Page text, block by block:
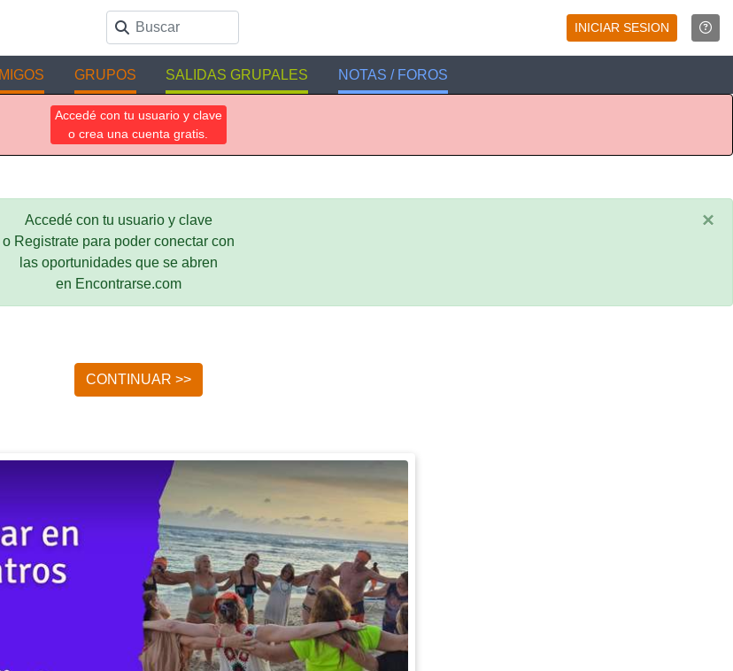
INICIAR SESION
GRUPOS SALIDAS GRUPALES NOTAS / FOROS
Accedé con tu usuario y clave
o crea una cuenta gratis.
Accedé con tu usuario y clave
o Registrate para poder conectar con
las oportunidades que se abren
en Encontrarse.com
×
CONTINUAR >>